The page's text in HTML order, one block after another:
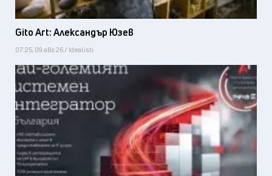
Gito Art: Александър Юзев
07:25, 09 авг 26 / Idealisti